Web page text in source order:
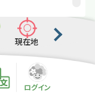
現在地
ログイン